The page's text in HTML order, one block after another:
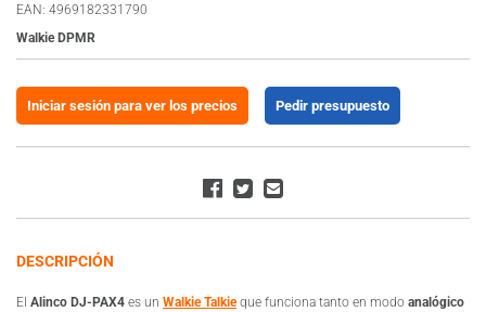
EAN: 4969182331790
Walkie DPMR
Iniciar sesión para ver los precios Pedir presupuesto
DESCRIPCIÓN
El Alinco DJ-PAX4 es un Walkie Talkieque funciona tanto en modo analógico